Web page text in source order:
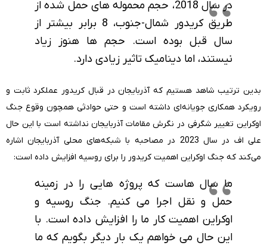
در سال 2018، حجم محموله های حمل شده از
طریق کریدور شمال-جنوب، 8 برابر بیشتر از
سال قبل بوده است. حجم ها هنوز زیاد
نیستند، اما دینامیک تاثیر زیادی دارد.
بدین ترتیب شاهد هستیم که آذربایجان در قبال کریدور عملکرد ثابت و
رویکرد همکاری جویانه‌ای داشته است و حتی حوادثی همچون وقوع جنگ
اوکراین تغییر شگرفی در نگرش مقامات آذربایجان نداشته است با این حال
علی اف در سال 2023 در مصاحبه با شبکه‌های محلی آذربایجان اشاره
می‌کند که جنگ اوکراین اهمیت کریدور را برای روسیه افزایش داده است:
ما سال هاست که پروژه هایی را در زمینه
حمل و نقل اجرا می کنیم. جنگ روسیه و
اوکراین اهمیت کار ما را افزایش داده است. با
این حال می خواهم یک بار دیگر بگویم که ما